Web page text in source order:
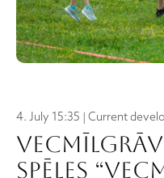
4. July 15:35 | Current
spēles